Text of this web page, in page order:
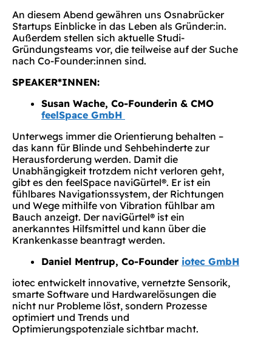
An diesem Abend gewähren uns Osnabrücker
Startups Einblicke in das Leben als Gründer:in.
Außerdem stellen sich aktuelle Studi-
Gründungsteams vor, die teilweise auf der Suche
nach Co-Founder:innen sind.
SPEAKER*INNEN:
Susan Wache, Co-Founderin & CMO
feelSpace GmbH
Unterwegs immer die Orientierung behalten –
das kann für Blinde und Sehbehinderte zur
Herausforderung werden. Damit die
Unabhängigkeit trotzdem nicht verloren geht,
gibt es den feelSpace naviGürtel®. Er ist ein
fühlbares Navigationssystem, der Richtungen
und Wege mithilfe von Vibration fühlbar am
Bauch anzeigt. Der naviGürtel® ist ein
anerkanntes Hilfsmittel und kann über die
Krankenkasse beantragt werden.
Daniel Mentrup, Co-Founder iotec GmbH
iotec entwickelt innovative, vernetzte Sensorik,
smarte Software und Hardwarelösungen die
nicht nur Probleme löst, sondern Prozesse
optimiert und Trends und
Optimierungspotenziale sichtbar macht.